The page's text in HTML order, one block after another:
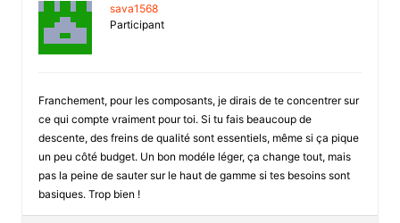
sava1568
Participant
Franchement, pour les composants, je dirais de te concentrer sur
ce qui compte vraiment pour toi. Si tu fais beaucoup de
descente, des freins de qualité sont essentiels, même si ça pique
un peu côté budget. Un bon modéle léger, ça change tout, mais
pas la peine de sauter sur le haut de gamme si tes besoins sont
basiques. Trop bien !